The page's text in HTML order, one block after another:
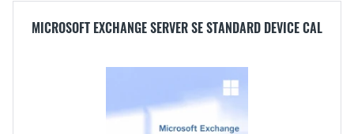
MICROSOFT EXCHANGE SERVER SE STANDARD DEVICE CAL